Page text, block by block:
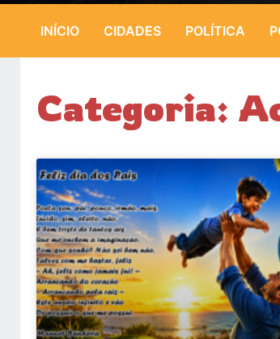
INÍCIO CIDADES POLÍTICA
Categoria: